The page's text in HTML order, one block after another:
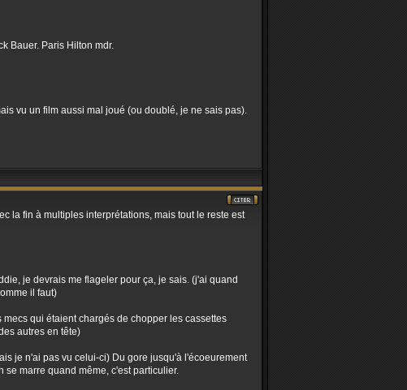
Bauer. Paris Hilton mdr.
vu un film aussi mal joué (ou doublé, je ne sais pas).
la fin à multiples interprétations, mais tout le reste est
je devrais me flageler pour ça, je sais. (j'ai quand
il faut)
qui étaient chargés de chopper les cassettes
autres en tête)
je n'ai pas vu celui-ci) Du gore jusqu'à l'écoeurement
se marre quand même, c'est particulier.